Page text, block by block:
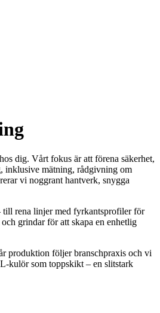
dig. Vårt fokus är att förena säkerhet,
inklusive mätning, rådgivning om
vi noggrant hantverk, snygga
till rena linjer med fyrkantsprofiler för
grindar för att skapa en enhetlig
produktion följer branschpraxis och vi
kulör som toppskikt – en slitstark